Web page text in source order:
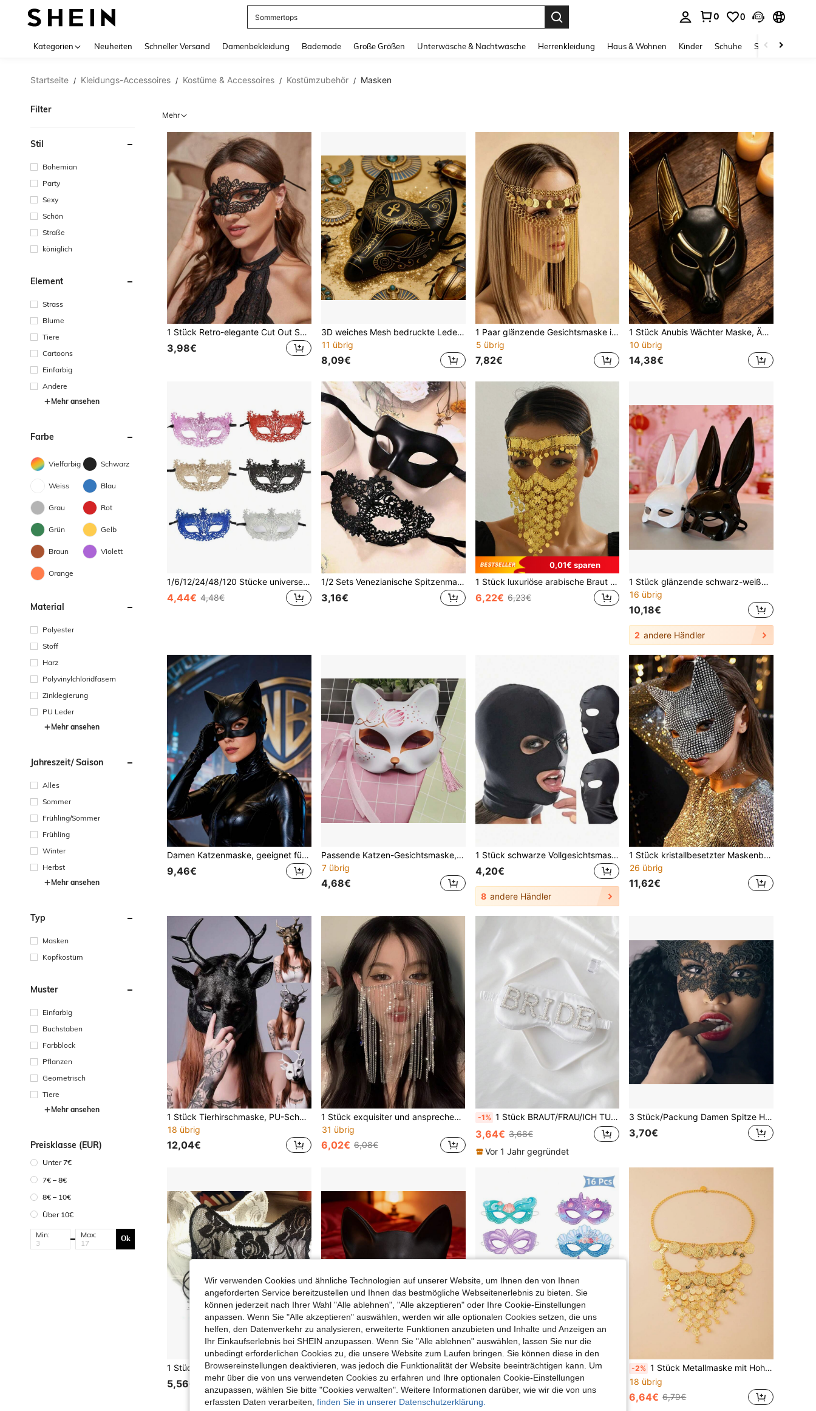
Sommertops
0 0
Kategorien Neuheiten Schneller Versand Damenbekleidung Bademode Große Größen Unterwäsche & Nachtwäsche Herrenkleidung Haus & Wohnen Kinder Schuhe Schmuck &
Startseite / Kleidungs-Accessoires / Kostüme & Accessoires / Kostümzubehör / Masken
Filter
Stil
Bohemian
Party
Sexy
Schön
Straße
königlich
Element
Strass
Blume
Tiere
Cartoons
Einfarbig
Andere
Mehr ansehen
Farbe
Vielfarbig Schwarz
Weiss Blau
Grau Rot
Grün Gelb
Braun Violett
Orange
Material
Polyester
Stoff
Harz
Polyvinylchloridfasern
Zinklegierung
PU Leder
Mehr ansehen
Jahreszeit/ Saison
Alles
Sommer
Frühling/Sommer
Frühling
Winter
Herbst
Mehr ansehen
Typ
Masken
Kopfkostüm
Muster
Einfarbig
Buchstaben
Farbblock
Pflanzen
Geometrisch
Tiere
Mehr ansehen
Preisklasse (EUR)
Unter 7€
7€ – 8€
8€ – 10€
Über 10€
Min: Max: Ok
Mehr
1 Stück Retro-elegante Cut Out Spitzenmaske für Damen, sexy dekorative Maske für Erwachsenenpartys, Maskenball, Halloween, geeignet für Kostümpartys, Makeup-Bälle, Aufführungen am Valentinstag
3,98€
3D weiches Mesh bedruckte Leder Maske, geeignet für Halloween, Karneval, Musikfestival, Maskenball - Fuchs Maske, Party
11 übrig
8,09€
1 Paar glänzende Gesichtsmaske im böhmischen Palaststil mit dekorierter Eisenlegierungskette und Abzeichen
5 übrig
7,82€
1 Stück Anubis Wächter Maske, Ägyptische Unterwelt Wolf Maske, geeignet für Halloween Kostüm Party Aufführung
10 übrig
14,38€
1/6/12/24/48/120 Stücke universelle schwarze PP-Dekorations-Glitzerfüchse, geeignet für Maskenbälle, Cut-Out
4,44€ 4,48€
1/2 Sets Venezianische Spitzenmasken, geeignet für Paare, perfekt für Partys, elegante Zusammenkünfte, Treffen mit Freunden, Halloween, Karneval, Valentinstag und andere Anlässe, um das Geheimnis zu bewahren
3,16€
0,01€ sparen
1 Stück luxuriöse arabische Braut Gesichtsschleier Kette in Goldoptik mit Text- und Herzmuster, Brautschleier Accessoire für algerische Frauen, für Sommerkostüme
6,22€ 6,23€
1 Stück glänzende schwarz-weiße Hasenmaske, geeignet für Nachtclub-Outfits, Halloween-Partys und andere Anlässe
16 übrig
10,18€
2 andere Händler
Damen Katzenmaske, geeignet für Halloween, Cosplay Party, Halloween Katzenmaske, Cosplay, sexy Damenmode, Unisex, Einheitsgröße
9,46€
Passende Katzen-Gesichtsmaske, japanischer Stil bemalte Halbgesichts-Fuchs-Katzen-Gesichtsmaske
7 übrig
4,68€
1 Stück schwarze Vollgesichtsmaske - Vollabdeckung Balaclava, mit verstellbarer Schnalle, Maskendesign, mit Augen- und Mundöffnungen - für Cosplay Vollgesichtsmaske Kapuze, bequeme Passform Halloween Partyzubehör
4,20€
8 andere Händler
1 Stück kristallbesetzter Maskenball-Maske für Frauen, Cosplay-Requisite, sexy Accessoire für Party & Ball, Schulanfang
26 übrig
11,62€
1 Stück Tierhirschmaske, PU-Schaum, Schwarz/Gold/Silber/Weiß, Halloween Hirschmaske, Karnevalskostüm Requisite Rentier
18 übrig
12,04€
1 Stück exquisiter und ansprechender Gesichtsschleier mit Quasten-Dekor und Ohrringöse, Fotorequisiten, geeignet für Maskeraden, Festivals und Partys, Partykostüm
31 übrig
6,02€ 6,08€
-1% 1 Stück BRAUT/FRAU/ICH TUE Themen Schlafmaske, Hochzeitsfeier Dekoration, Hochzeitsgeschenk
3,64€ 3,68€
Vor 1 Jahr gegründet
3 Stück/Packung Damen Spitze Halbmaske für Maskenball, sexy Rollenspiel für Partys
3,70€
1 Stück Katzen-Gesichtsmaske mit sexy Spitzenbesatz, Spitzen-Fuchsmaske, Katzen-Gesichtsmaske, geeignet für schwarze Feiertags-Make-up-Bälle, Geburtstagspartys, Halloween-Dekoration und Abendkleid-Partys, Gothic-Dunkel-Cosplay-Requisite
5,56€
-1% 1 Stück Frauen Karneval Party 3D Soft PU Leder Katze Cosplay Kostüm Maske
22 übrig
7,85€ 8,00€
4,98€
-2% 1 Stück Metallmaske mit Hohlgesicht, vielseitig einsetzbar für Partys, Zusammenkünfte, Freizeitbekleidung
18 übrig
6,64€ 6,79€
Wir verwenden Cookies und ähnliche Technologien auf unserer Website, um Ihnen den von Ihnen
angeforderten Service bereitzustellen und Ihnen das bestmögliche Webseitenerlebnis zu bieten. Sie
können jederzeit nach Ihrer Wahl "Alle ablehnen", "Alle akzeptieren" oder Ihre Cookie-Einstellungen
anpassen. Wenn Sie "Alle akzeptieren" auswählen, werden wir alle optionalen Cookies setzen, die uns
helfen, den Datenverkehr zu analysieren, erweiterte Funktionen anzubieten und Inhalte und Anzeigen an
Ihr Einkaufserlebnis bei SHEIN anzupassen. Wenn Sie "Alle ablehnen" auswählen, lassen Sie nur die
unbedingt erforderlichen Cookies zu, die unsere Website zum Laufen bringen. Sie können diese in den
Browsereinstellungen deaktivieren, was jedoch die Funktionalität der Website beeinträchtigen kann. Um
mehr über die von uns verwendeten Cookies zu erfahren und Ihre optionalen Cookie-Einstellungen
anzupassen, wählen Sie bitte "Cookies verwalten". Weitere Informationen darüber, wie wir die von uns
erfassten Daten verarbeiten, finden Sie in unserer Datenschutzerklärung.